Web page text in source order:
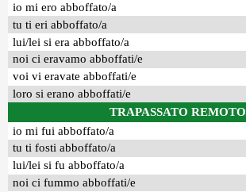
io mi ero abboffato/a
tu ti eri abboffato/a
lui/lei si era abboffato/a
noi ci eravamo abboffati/e
voi vi eravate abboffati/e
loro si erano abboffati/e
TRAPASSATO REMOTO
io mi fui abboffato/a
tu ti fosti abboffato/a
lui/lei si fu abboffato/a
noi ci fummo abboffati/e